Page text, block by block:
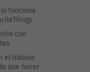
funciona
con
el trabajo
que hacer